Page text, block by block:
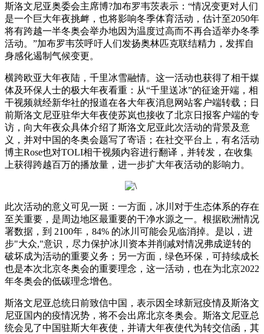
斯洛文尼亚奥委会主席博?加布罗韦茨表示：“情况变更对人们
是一个巨大年夜挑衅，也将影响冬季体育活动，估计至2050年
将有跨越一半冬奥会举办地因为温度过高而不再合适举办冬季
活动。”加布罗韦茨呼吁人们发扬奥林匹克联结精力，发挥自
身感化遏制气候变更。
横跨欧亚大年夜陆，千里冰雪融情。这一活动也获得了相干媒
体及环保人士的极大年夜看重：从“千里送冰”的征途开端，相
干视频就经新华社的报道在各大年夜消息网站客户端转载；日
前斯洛文尼亚驻华大年夜使苏岚也接收了北京日报客户端的专
访，向大年夜众具体介绍了斯洛文尼亚此次活动的背景及意
义，并对中国的冬奥会题写了寄语；在社交平台上，有名活动
博主Rose也对TOLI相干视频内容进行翻译，并转发，在收集
上获得跨越百万的播放量，进一步扩大年夜活动的影响力。
此次活动的意义可见一斑：一方面，冰川对于生态体系的存在
至关重要，是周边地区最重要的干净水源之一。根据欧洲情况
署数据，到 2100年，84% 的冰川可能会见临消掉。是以，进
步"大众,"意识，尽力保护冰川资本并削减对情况弗成逆转的
破坏成为活动的重要义务；另一方面，绿色环保，可持续成长
也是本次北京冬奥会的重要理念，这一活动，也在为北京2022
年冬奥会的低碳理念增色。
斯洛文尼亚总统日前致信中国，表示因全球新冠疫情及斯洛文
尼亚国内的疫情况势，将不会出席北京冬奥会。斯洛文尼亚总
统会见了中国驻斯大年夜使，并请大年夜使代为转交信函，其